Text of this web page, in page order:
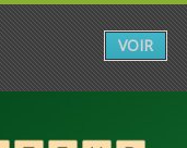
VOIR